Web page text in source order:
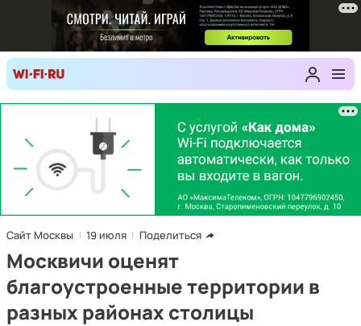
Сайт Москвы 19 июля Поделиться
Москвичи оценят
благоустроенные территории в
разных районах столицы